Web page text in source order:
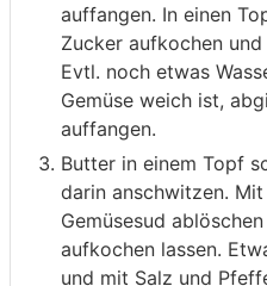
auffangen. In einen
Zucker aufkochen
Evtl. noch etwas
Gemüse weich ist,
auffangen.
Butter in einem Topf
darin anschwitzen.
Gemüsesud
aufkochen lassen.
und mit Salz und